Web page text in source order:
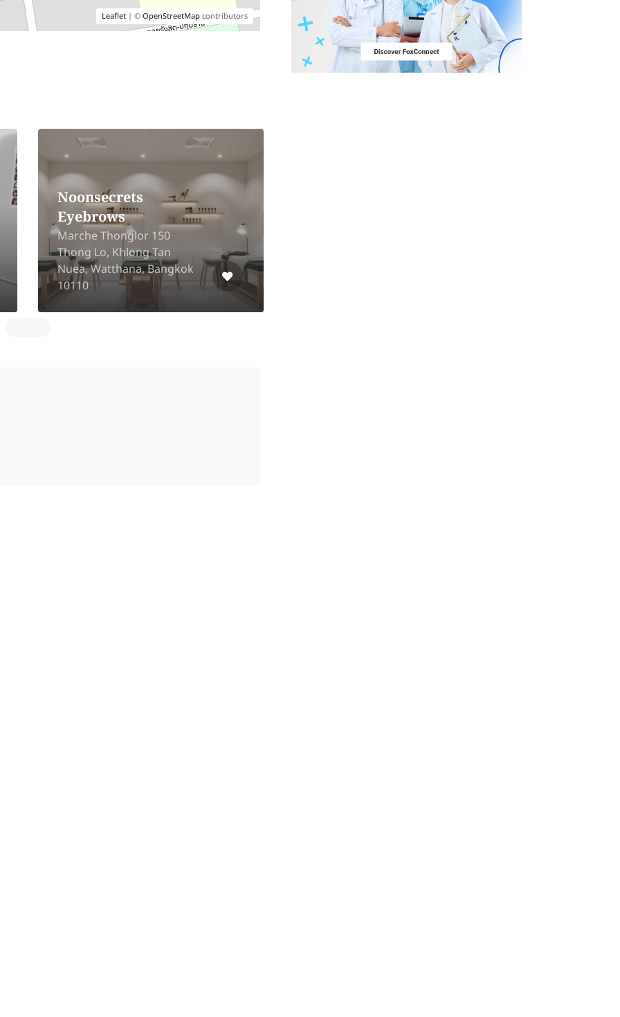
Leaflet| ©OpenStreetMapcontributors
Noonsecrets
Eyebrows
Marche Thonglor 150
Thong Lo, Khlong Tan
Nuea, Watthana, Bangkok
10110